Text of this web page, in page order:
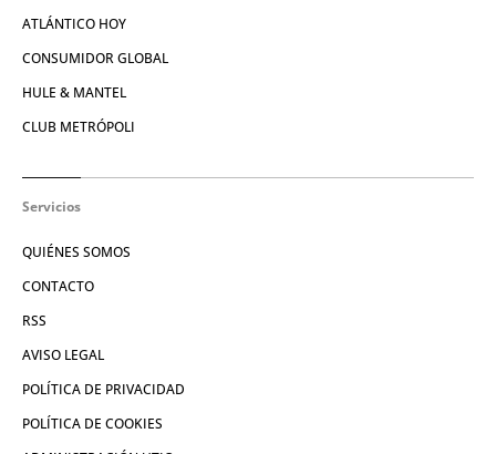
ATLÁNTICO HOY
CONSUMIDOR GLOBAL
HULE & MANTEL
CLUB METRÓPOLI
Servicios
QUIÉNES SOMOS
CONTACTO
RSS
AVISO LEGAL
POLÍTICA DE PRIVACIDAD
POLÍTICA DE COOKIES